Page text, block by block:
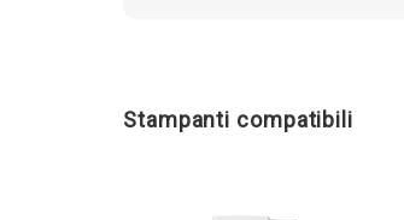
Stampanti compatibili